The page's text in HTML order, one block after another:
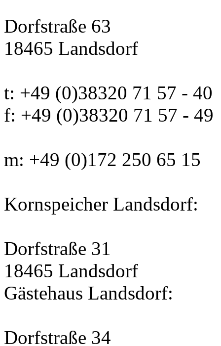
Dorfstraße 63
18465 Landsdorf
t: +49 (0)38320 71 57 - 40
f: +49 (0)38320 71 57 - 49
m: +49 (0)172 250 65 15
Kornspeicher Landsdorf:
Dorfstraße 31
18465 Landsdorf
Gästehaus Landsdorf:
Dorfstraße 34